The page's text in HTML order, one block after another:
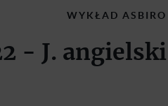
WYKŁAD ASBIRO
- J.